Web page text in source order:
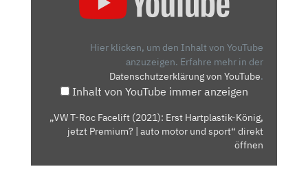
KÖNIG,
JETZT
PREMIUM?
Hier klicken, um den Inhalt von YouTube
anzuzeigen. Erfahre mehr in der
Datenschutzerklärung von YouTube.
Inhalt von YouTube immer anzeigen
„VW T-Roc Facelift (2021): Erst Hartplastik-König,
jetzt Premium? | auto motor und sport“ direkt
öffnen